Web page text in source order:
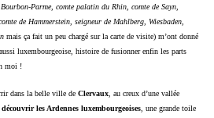
Parme, comte palatin du Rhin, comte de Sayn,
de Hammerstein, seigneur de Mahlberg, Wiesbaden,
mais ça fait un peu chargé sur la carte de visite) m’ont donné
luxembourgeoise, histoire de fusionner enfin les parts
moi !
dans la belle ville de Clervaux , au creux d’une vallée
les Ardennes luxembourgeoises , une grande toile